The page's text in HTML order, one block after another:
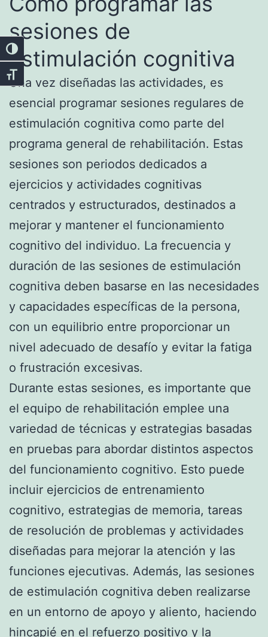
Alternar alto contraste
Alternar tamaño de letra
sesiones de
estimulación cognitiva
Una vez diseñadas las actividades, es
esencial programar sesiones regulares de
estimulación cognitiva como parte del
programa general de rehabilitación. Estas
sesiones son periodos dedicados a
ejercicios y actividades cognitivas
centrados y estructurados, destinados a
mejorar y mantener el funcionamiento
cognitivo del individuo. La frecuencia y
duración de las sesiones de estimulación
cognitiva deben basarse en las necesidades
y capacidades específicas de la persona,
con un equilibrio entre proporcionar un
nivel adecuado de desafío y evitar la fatiga
o frustración excesivas.
Durante estas sesiones, es importante que
el equipo de rehabilitación emplee una
variedad de técnicas y estrategias basadas
en pruebas para abordar distintos aspectos
del funcionamiento cognitivo. Esto puede
incluir ejercicios de entrenamiento
cognitivo, estrategias de memoria, tareas
de resolución de problemas y actividades
diseñadas para mejorar la atención y las
funciones ejecutivas. Además, las sesiones
de estimulación cognitiva deben realizarse
en un entorno de apoyo y aliento, haciendo
hincapié en el refuerzo positivo y la